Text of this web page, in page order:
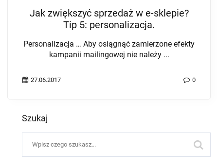
Szukaj
Jak zwiększyć sprzedaż w e-sklepie?
Tip 5: personalizacja.
Personalizacja … Aby osiągnąć zamierzone efekty
kampanii mailingowej nie należy ...
27.06.2017 0